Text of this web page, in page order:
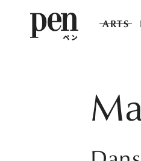
ARTS